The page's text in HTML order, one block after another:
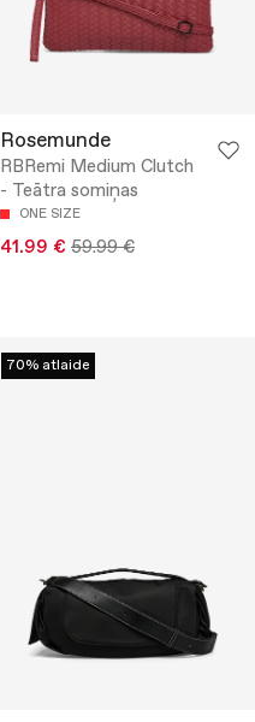
Rosemunde
RBRemi Medium Clutch
- Teātra somiņas
ONE SIZE
41.99 € 59.99 €
70% atlaide